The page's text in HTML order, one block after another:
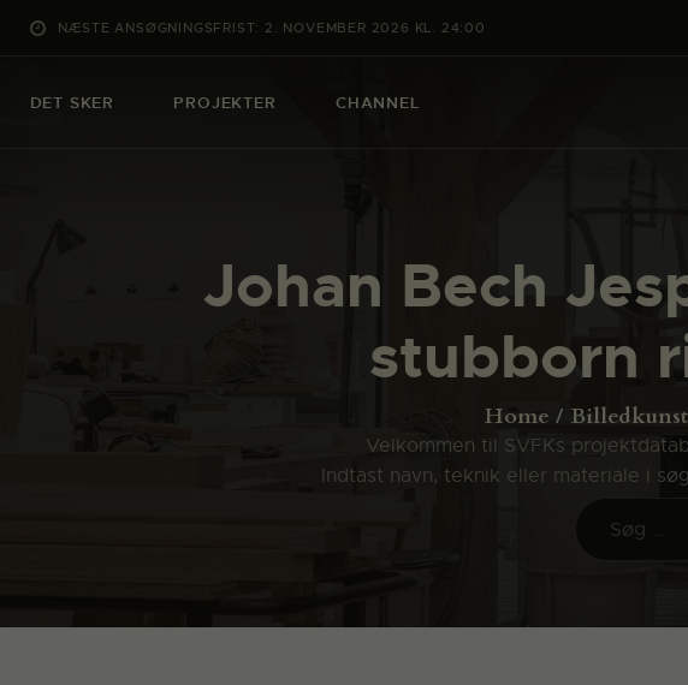
NÆSTE ANSØGNINGSFRIST: 2. NOVEMBER 2026 KL. 24:00
DET SKER PROJEKTER CHANNEL
Johan Bech
stubborn
Home Billedkunst
Velkommen til SVFKs
Indtast navn, teknik eller materiale i
OM